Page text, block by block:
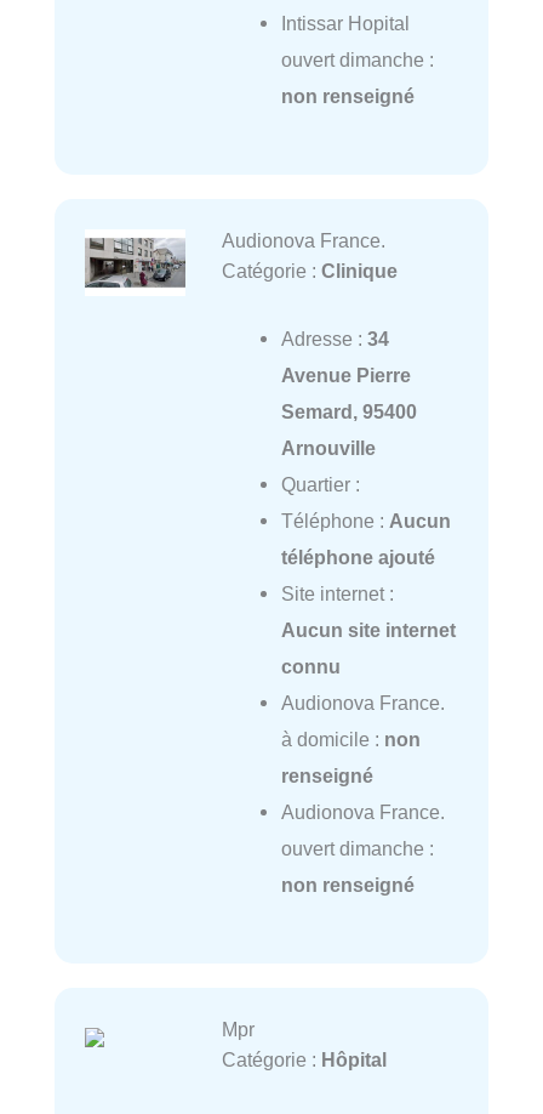
Intissar Hopital
ouvert dimanche :
non renseigné
Audionova France.
Catégorie : Clinique
Adresse : 34
Avenue Pierre
Semard, 95400
Arnouville
Quartier :
Téléphone : Aucun
téléphone ajouté
Site internet :
Aucun site internet
connu
Audionova France.
à domicile : non
renseigné
Audionova France.
ouvert dimanche :
non renseigné
Mpr
Catégorie : Hôpital